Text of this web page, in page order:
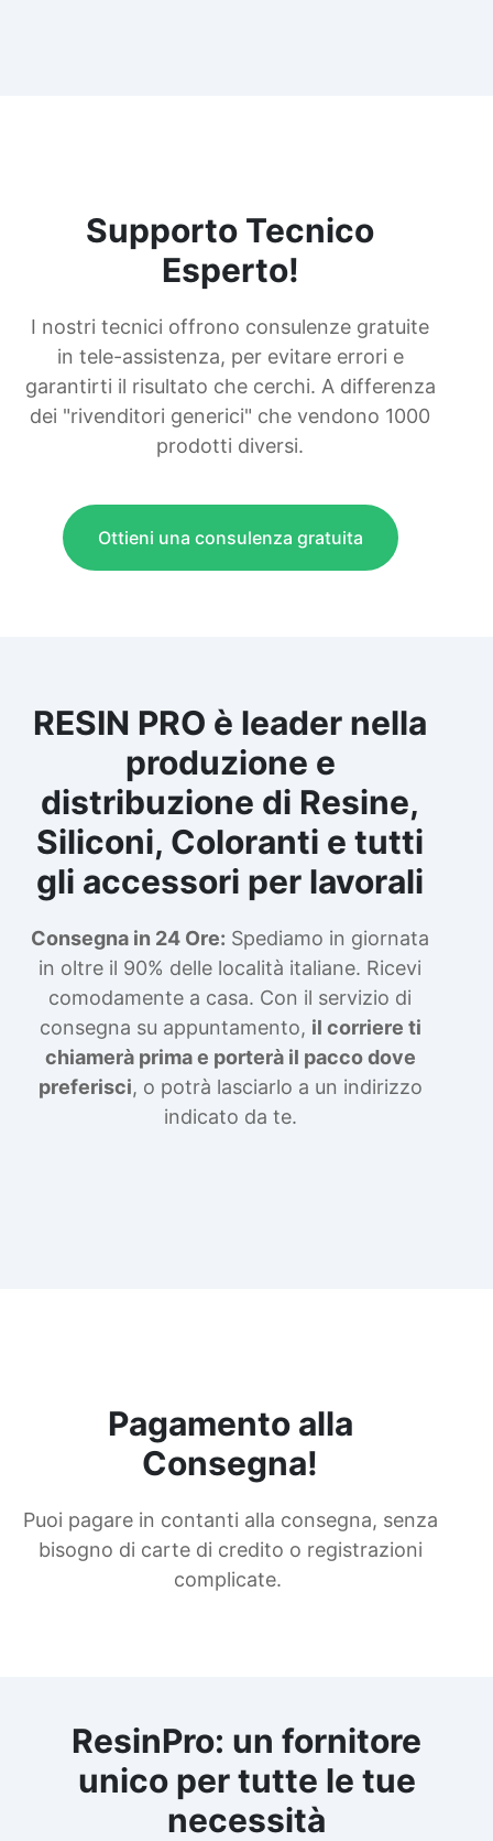
Supporto Tecnico
Esperto!
I nostri tecnici offrono consulenze gratuite
in tele-assistenza, per evitare errori e
garantirti il risultato che cerchi. A differenza
dei "rivenditori generici" che vendono 1000
prodotti diversi.
Ottieni una consulenza gratuita
RESIN PRO è leader nella
produzione e
distribuzione di Resine,
Siliconi, Coloranti e tutti
gli accessori per lavorali
Consegna in 24 Ore: Spediamo in giornata
in oltre il 90% delle località italiane. Ricevi
comodamente a casa. Con il servizio di
consegna su appuntamento, il corriere ti
chiamerà prima e porterà il pacco dove
preferisci, o potrà lasciarlo a un indirizzo
indicato da te.
Pagamento alla
Consegna!
Puoi pagare in contanti alla consegna, senza
bisogno di carte di credito o registrazioni
complicate.
ResinPro: un fornitore
unico per tutte le tue
necessità